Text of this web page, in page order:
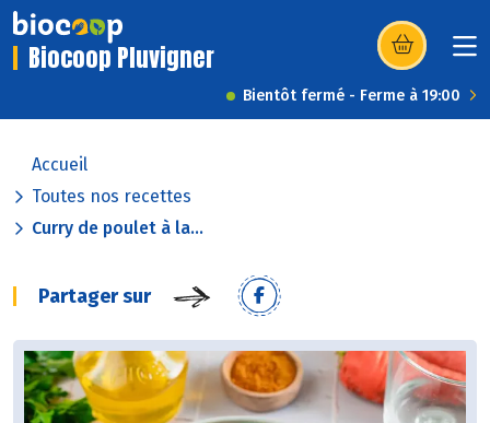
Biocoop Pluvigner (s’ouvre dans
Bientôt fermé - Ferme à 19:00
Accueil
Toutes nos recettes
Curry de poulet à la...
Partager sur